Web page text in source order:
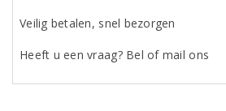
Veilig betalen, snel bezorgen
Heeft u een vraag? Bel of mail ons